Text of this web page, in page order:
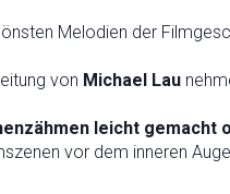
Melodien der
von Michael Lau
leicht gemacht
vor dem inneren